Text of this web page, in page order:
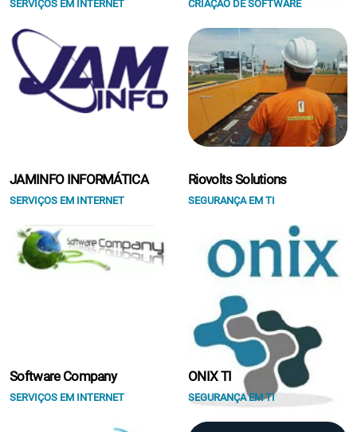
SERVIÇOS EM INTERNET CRIAÇÃO DE SOFTWARE
JAMINFO INFORMÁTICA
SERVIÇOS EM INTERNET
Riovolts Solutions
SEGURANÇA EM TI
Software Company
SERVIÇOS EM INTERNET
ONIX TI
SEGURANÇA EM TI